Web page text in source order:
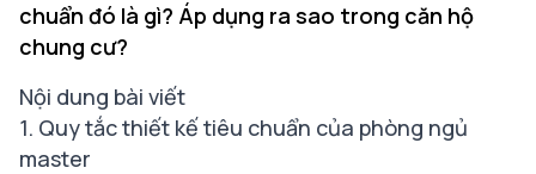
chuẩn đó là gì? Áp dụng ra sao trong căn hộ
chung cư?
Nội dung bài viết
1. Quy tắc thiết kế tiêu chuẩn của phòng ngủ
master